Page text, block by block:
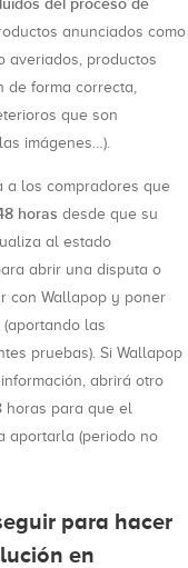
anunciados como
averiados, productos
de forma correcta,
que son
imágenes…).
a los compradores que
horas desde que su
al estado
abrir una disputa o
con Wallapop y poner
las
pruebas). Si Wallapop
abrirá otro
horas para que el
aportarla (periodo no
para hacer
en